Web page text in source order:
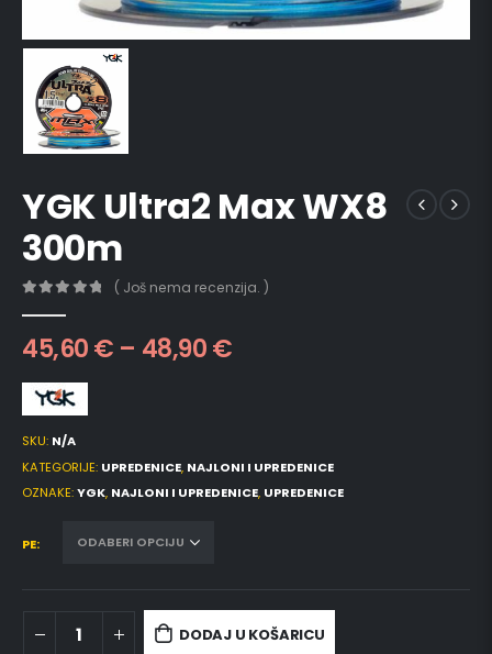
YGK Ultra2 Max WX8
300m
( Još nema recenzija. )
45,60€ – 48,90€
SKU: N/A
KATEGORIJE: UPREDENICE, NAJLONI I UPREDENICE
OZNAKE:YGK, NAJLONI I UPREDENICE, UPREDENICE
PE
DODAJ U KOŠARICU